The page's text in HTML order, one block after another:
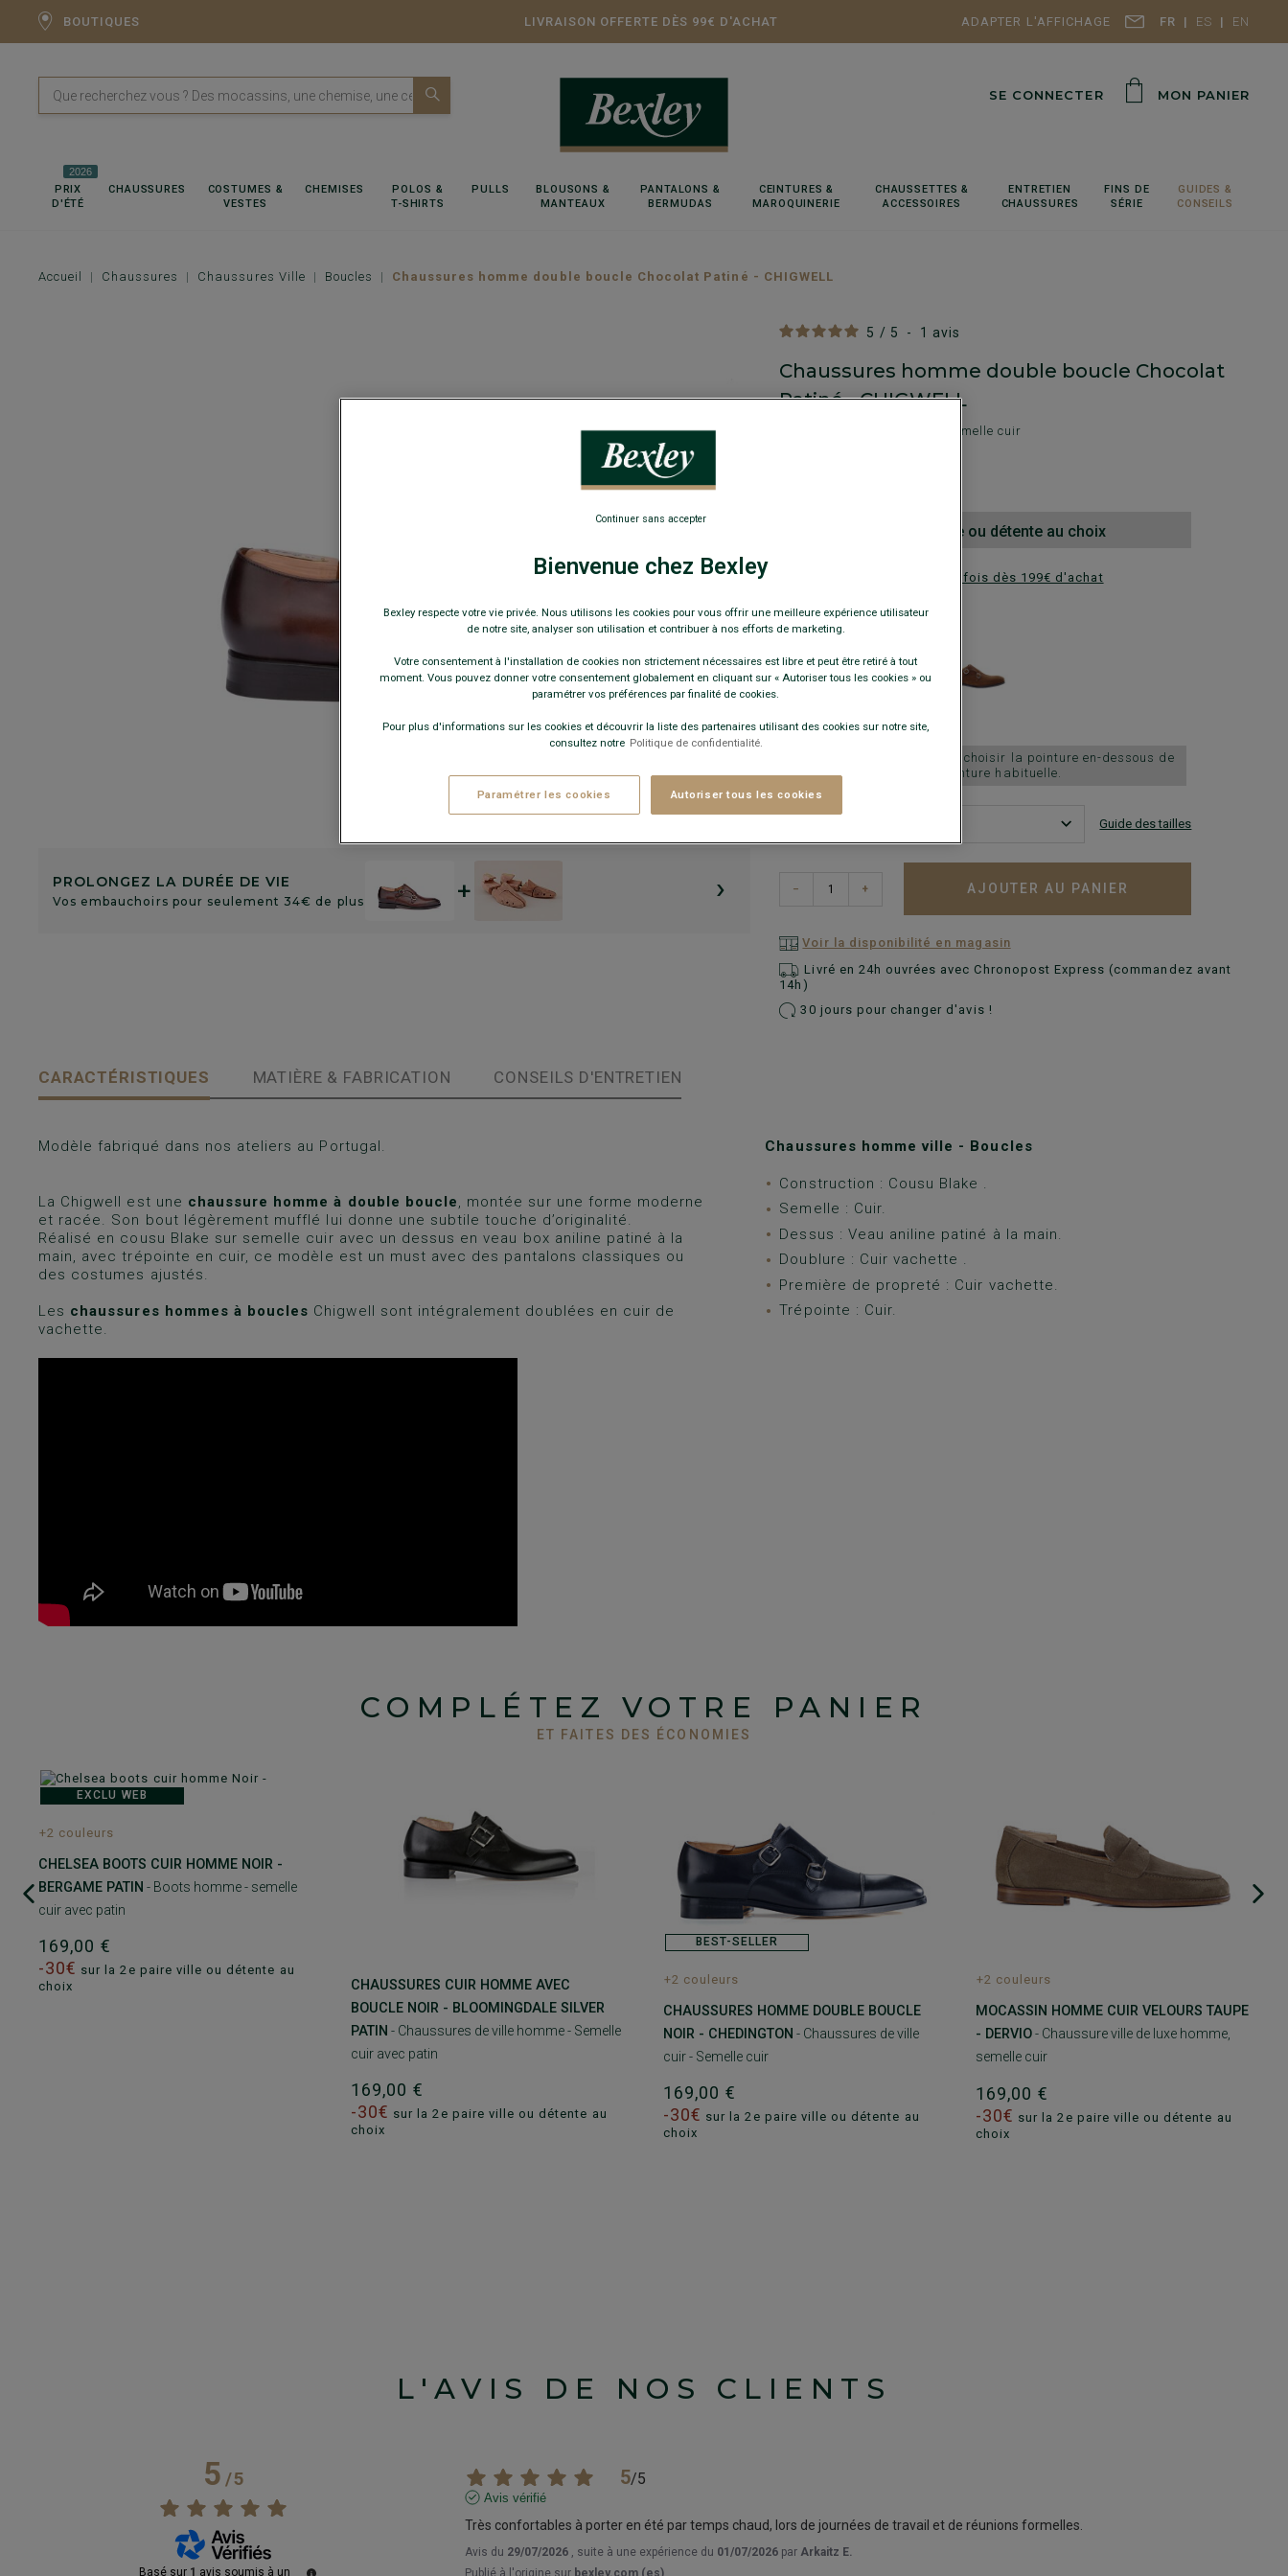
FR ES EN
BOUTIQUES LIVRAISON OFFERTE DÈS 99€ D'ACHAT ADAPTER L'AFFICHAGE
SE CONNECTER MON PANIER
PRIX
D'ÉTÉ
2026
CHAUSSURES
COSTUMES &
VESTES
CHEMISES
POLOS &
T-SHIRTS
PULLS
BLOUSONS &
MANTEAUX
PANTALONS &
BERMUDAS
CEINTURES &
MAROQUINERIE
CHAUSSETTES &
ACCESSOIRES
ENTRETIEN
CHAUSSURES
FINS DE
SÉRIE
GUIDES &
CONSEILS
Accueil Chaussures Chaussures Ville Boucles Chaussures homme double boucle Chocolat Patiné - CHIGWELL
5 / 5 - 1 avis
Chaussures homme double boucle Chocolat
Patiné - CHIGWELL
Chaussures de ville cuir - Semelle cuir
sur la 2e paire ville ou détente au choix
Payez en plusieurs fois dès 199€ d'achat
COULEURS DISPONIBLES
Ce modèle chausse grand, choisir la pointure en-dessous de
votre pointure habituelle.
Guide des tailles
− + AJOUTER AU PANIER
Voir la disponibilité en magasin
Livré en 24h ouvrées avec Chronopost Express (commandez avant
14h)
30 jours pour changer d'avis !
PROLONGEZ LA DURÉE DE VIE
Vos embauchoirs pour seulement 34€ de plus ›
+
CARACTÉRISTIQUES MATIÈRE & FABRICATION CONSEILS D'ENTRETIEN
Modèle fabriqué dans nos ateliers au Portugal.
La Chigwell est une chaussure homme à double boucle
, montée sur une forme moderne
et racée. Son bout légèrement mufflé lui donne une subtile touche d’originalité.
Réalisé en cousu Blake sur semelle cuir avec un dessus en veau box aniline patiné à la
main, avec trépointe en cuir, ce modèle est un must avec des pantalons classiques ou
des costumes ajustés.
Les chaussures hommes à boucles Chigwell sont intégralement doublées en cuir de
vachette.
Chaussures homme ville - Boucles
Construction : Cousu Blake .
Semelle : Cuir.
Dessus : Veau aniline patiné à la main.
Doublure : Cuir vachette .
Première de propreté : Cuir vachette.
Trépointe : Cuir.
COMPLÉTEZ VOTRE PANIER
ET FAITES DES ÉCONOMIES
EXCLU WEB
+2 couleurs
CHELSEA BOOTS CUIR HOMME NOIR -
BERGAME PATIN - Boots homme - semelle
cuir avec patin
169,00 €
-30€ sur la 2e paire ville ou détente au
choix
CHAUSSURES CUIR HOMME AVEC
BOUCLE NOIR - BLOOMINGDALE SILVER
PATIN - Chaussures de ville homme - Semelle
cuir avec patin
169,00 €
-30€ sur la 2e paire ville ou détente au
choix
BEST-SELLER
+2 couleurs
CHAUSSURES HOMME DOUBLE BOUCLE
NOIR - CHEDINGTON - Chaussures de ville
cuir - Semelle cuir
169,00 €
-30€ sur la 2e paire ville ou détente au
choix
+2 couleurs
MOCASSIN HOMME CUIR VELOURS TAUPE
- DERVIO- Chaussure ville de luxe homme,
semelle cuir
169,00 €
-30€ sur la 2e paire ville ou détente au
choix
L'AVIS DE NOS CLIENTS
5/5
Basé sur 1 avis soumis à un
5/5
Avis vérifié
Très confortables à porter en été par temps chaud, lors de journées de travail et de réunions formelles.
Avis du 29/07/2026 , suite à une expérience du 01/07/2026 par Arkaitz E.
Publié à l'origine sur bexley.com (es)
Bienvenue chez Bexley
Bexley respecte votre vie privée. Nous utilisons les cookies pour vous offrir une meilleure expérience utilisateur
de notre site, analyser son utilisation et contribuer à nos efforts de marketing.
Votre consentement à l'installation de cookies non strictement nécessaires est libre et peut être retiré à tout
moment. Vous pouvez donner votre consentement globalement en cliquant sur « Autoriser tous les cookies » ou
paramétrer vos préférences par finalité de cookies.
Pour plus d'informations sur les cookies et découvrir la liste des partenaires utilisant des cookies sur notre site,
consultez notre Politique de confidentialité.
Paramétrer les cookies Autoriser tous les cookies
Continuer sans accepter